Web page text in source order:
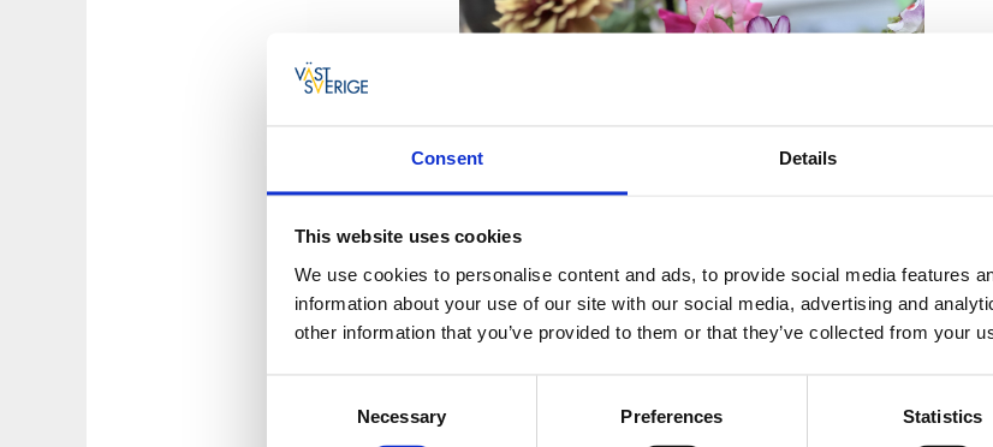
Consent Details
This website uses cookies
We use cookies to personalise content and ads, to provide social media features
information about your use of our site with our social media, advertising and
other information that you’ve provided to them or that they’ve collected from your
Necessary Preferences Statistics
Öppet onsdagar och fredagar 16:00-22:00 från 1 juli